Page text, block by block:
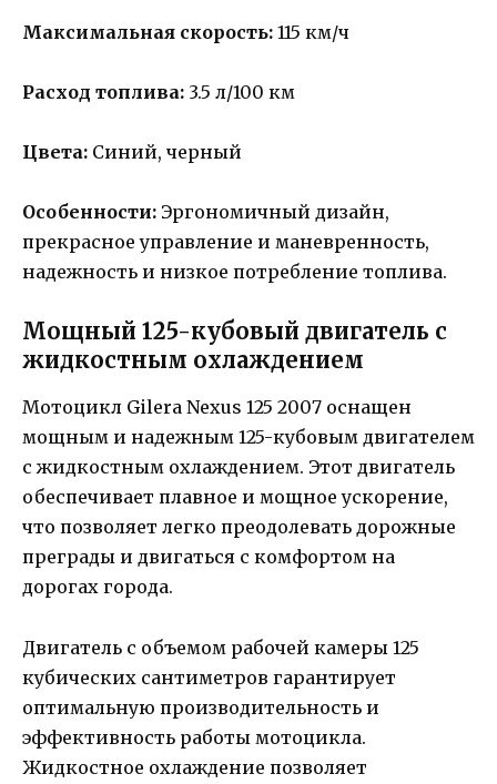
Максимальная скорость: 115 км/ч
Расход топлива: 3.5 л/100 км
Цвета: Синий, черный
Особенности: Эргономичный дизайн,
прекрасное управление и маневренность,
надежность и низкое потребление топлива.
Мощный 125-кубовый двигатель с
жидкостным охлаждением
Мотоцикл Gilera Nexus 125 2007 оснащен
мощным и надежным 125-кубовым двигателем
с жидкостным охлаждением. Этот двигатель
обеспечивает плавное и мощное ускорение,
что позволяет легко преодолевать дорожные
преграды и двигаться с комфортом на
дорогах города.
Двигатель с объемом рабочей камеры 125
кубических сантиметров гарантирует
оптимальную производительность и
эффективность работы мотоцикла.
Жидкостное охлаждение позволяет